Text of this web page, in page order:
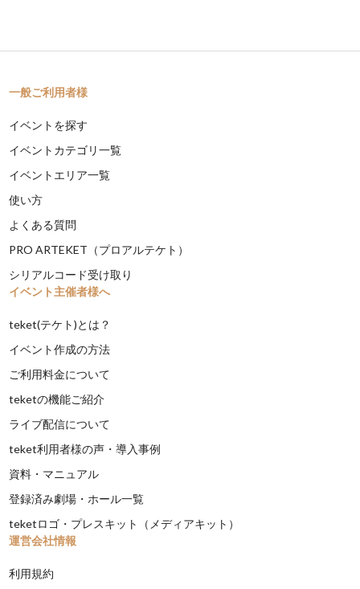
一般ご利用者様
イベントを探す
イベントカテゴリ一覧
イベントエリア一覧
使い方
よくある質問
PRO ARTEKET（プロアルテケト）
シリアルコード受け取り
イベント主催者様へ
teket(テケト)とは？
イベント作成の方法
ご利用料金について
teketの機能ご紹介
ライブ配信について
teket利用者様の声・導入事例
資料・マニュアル
登録済み劇場・ホール一覧
teketロゴ・プレスキット（メディアキット）
運営会社情報
利用規約